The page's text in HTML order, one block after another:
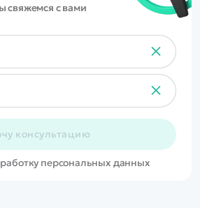
свяжемся с вами
консультацию
персональных данных